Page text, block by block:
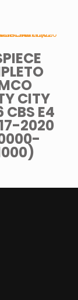
CITY
CBS E4
2020